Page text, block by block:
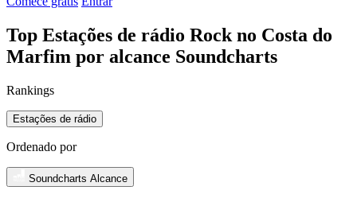
Top Estações de rádio Rock no Costa do
Marfim por alcance Soundcharts
Rankings
Estações de rádio
Ordenado por
Soundcharts Alcance